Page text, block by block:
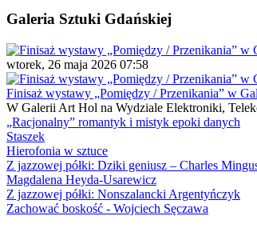
Galeria Sztuki Gdańskiej
wtorek, 26 maja 2026 07:58
Finisaż wystawy „Pomiędzy / Przenikania” w
W Galerii Art Hol na Wydziale Elektroniki,
„Racjonalny” romantyk i mistyk epoki danych
Staszek
Hierofonia w sztuce
Z jazzowej półki: Dziki geniusz – Charles
Magdalena Heyda-Usarewicz
Z jazzowej półki: Nonszalancki Argentyńczyk
Zachować boskość - Wojciech Sęczawa